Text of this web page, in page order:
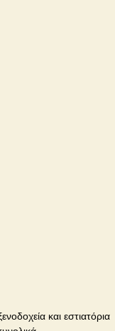
και εστιατόρια